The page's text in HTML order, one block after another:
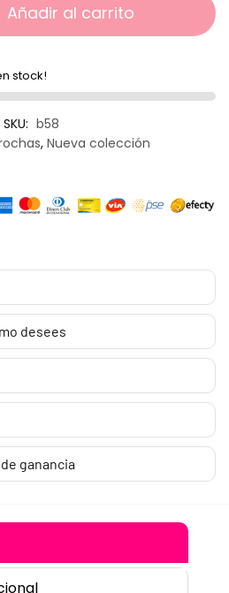
Añadir al carrito
stock!
SKU: b58
, Nueva colección
desees
ganancia